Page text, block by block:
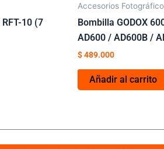
10 (7
Accesorios
Bombilla GODOX
AD600 / AD600B /
$489.000
Añadir al carrito